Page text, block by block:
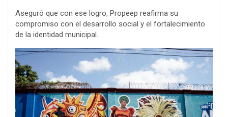
Aseguró que con ese logro, Propeep reafirma su
compromiso con el desarrollo social y el fortalecimiento
de la identidad municipal.